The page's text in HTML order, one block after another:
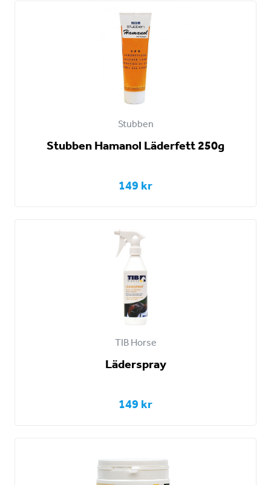
Stubben
Stubben Hamanol Läderfett 250g
149 kr
TIB Horse
Läderspray
149 kr